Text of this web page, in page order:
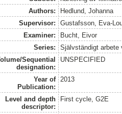
Authors:
Hedlund, Johanna
Supervisor:
Gustafsson, Eva-
Examiner:
Bucht, Eivor
Series:
Självständigt arbete
Sequential
designation:
UNSPECIFIED
Year of
Publication:
2013
Level and depth
descriptor:
First cycle, G2E